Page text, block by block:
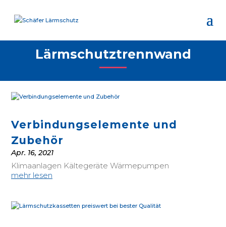
Lärmschutztrennwand
Verbindungselemente und
Zubehör
Apr. 16, 2021
Klimaanlagen Kältegeräte Wärmepumpen
mehr lesen